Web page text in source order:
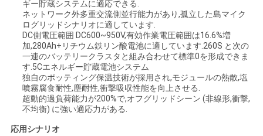
ラ
ギー貯蔵システムに適応できる.
ネットワーク外多重交流側並行能力があり,孤立した島マイク
ログリッドシナリオに適しています.
DC側電圧範囲 DC600~950V,有効作業電圧範囲は16.6%増
加,280Ah+リチウム鉄リン酸電池に適しています.260S と次の
一連のバッテリークラスタと組み合わせて標準0を形成できま
す.5Cエネルギー貯蔵電池システム
独自のポッティング保温技術が採用され,モジュールの熱散,塩
噴霧腐食耐性,塵耐性,衝撃吸収性能を向上させる.
超動的過負荷能力が200%で,オフグリッドシーン (非線形,衝撃,
不均衡) に強い適応力がある.
応用シナリオ